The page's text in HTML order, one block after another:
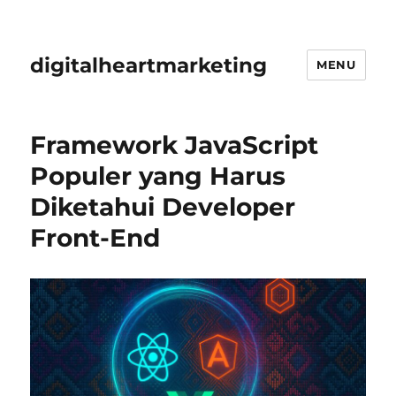
digitalheartmarketing MENU
Framework JavaScript
Populer yang Harus
Diketahui Developer
Front-End